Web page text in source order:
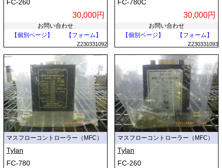
FC-260
30,000円
お問い合わせ
【個別ページ】
【フォーム】
Z230331092
FC-780C
30,000円
お問い合わせ
【個別ページ】
【フォーム】
Z230331093
マスフローコントローラー（MFC）
Tylan
FC-780
マスフローコントローラー（MFC）
Tylan
FC-260